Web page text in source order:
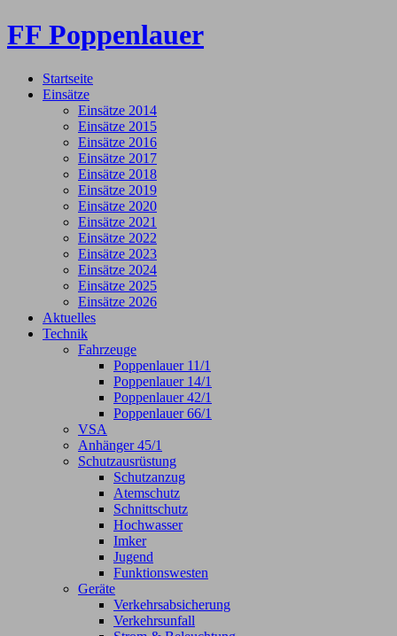
FF Poppenlauer
Startseite
Einsätze
Einsätze 2014
Einsätze 2015
Einsätze 2016
Einsätze 2017
Einsätze 2018
Einsätze 2019
Einsätze 2020
Einsätze 2021
Einsätze 2022
Einsätze 2023
Einsätze 2024
Einsätze 2025
Einsätze 2026
Aktuelles
Technik
Fahrzeuge
Poppenlauer 11/1
Poppenlauer 14/1
Poppenlauer 42/1
Poppenlauer 66/1
VSA
Anhänger 45/1
Schutzausrüstung
Schutzanzug
Atemschutz
Schnittschutz
Hochwasser
Imker
Jugend
Funktionswesten
Geräte
Verkehrsabsicherung
Verkehrsunfall